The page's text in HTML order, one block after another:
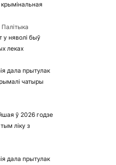
у няволі быў
леках
дала прытулак
чатыры
ў 2026 годзе
ліку з
дала прытулак